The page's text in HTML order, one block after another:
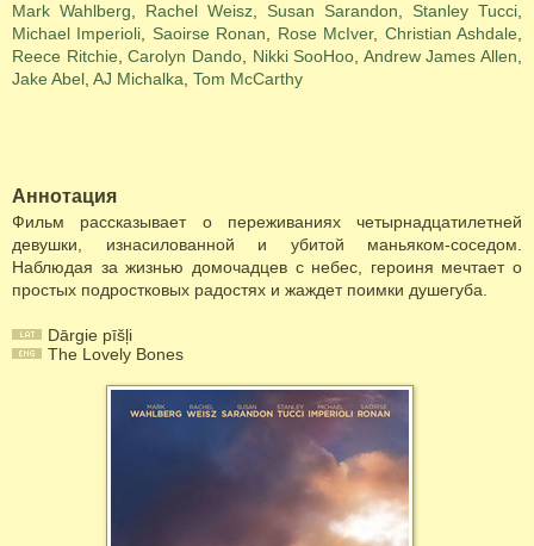
Mark Wahlberg Rachel Weisz Susan Sarandon Stanley Tucci
Michael Imperioli
Saoirse Ronan Rose McIver, Christian Ashdale
Reece Ritchie ,Carolyn Dando, Nikki SooHoo Andrew James Allen
Jake Abel AJ Michalka Tom McCarthy
Аннотация
Фильм рассказывает о переживаниях четырнадцатилетней
девушки, изнасилованной и убитой маньяком-соседом.
Наблюдая за жизнью домочадцев с небес, героиня мечтает о
простых подростковых радостях и жаждет поимки душегуба.
Dārgie pīšļi
The Lovely Bones